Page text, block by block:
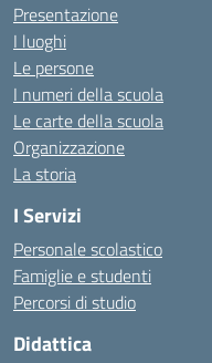
Presentazione
I luoghi
Le persone
I numeri della scuola
Le carte della scuola
Organizzazione
La storia
I Servizi
Personale scolastico
Famiglie e studenti
Percorsi di studio
Didattica